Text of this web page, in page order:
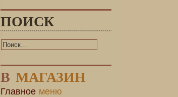
ПОИСК
В МАГАЗИН
Главное меню